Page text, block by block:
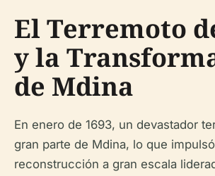
El Terremoto
y la
de Mdina
En enero de 1693, un devastador
gran parte de Mdina, lo que
reconstrucción a gran escala